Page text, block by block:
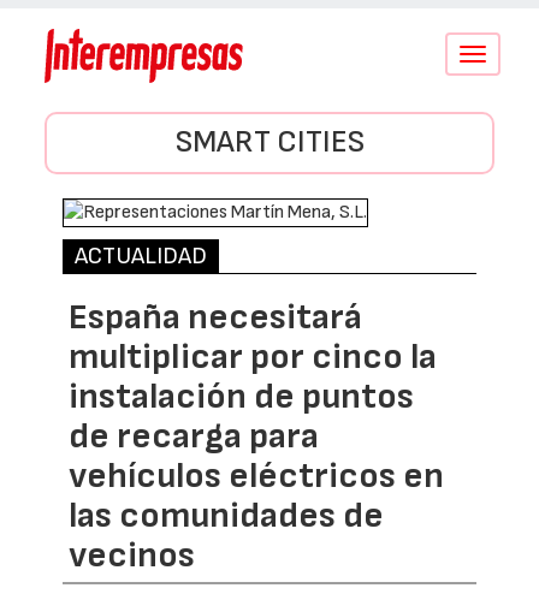
Conmutar
SMART CITIES
ACTUALIDAD
España necesitará
multiplicar por cinco la
instalación de puntos
de recarga para
vehículos eléctricos en
las comunidades de
vecinos